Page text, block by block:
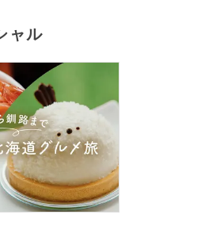
ャル